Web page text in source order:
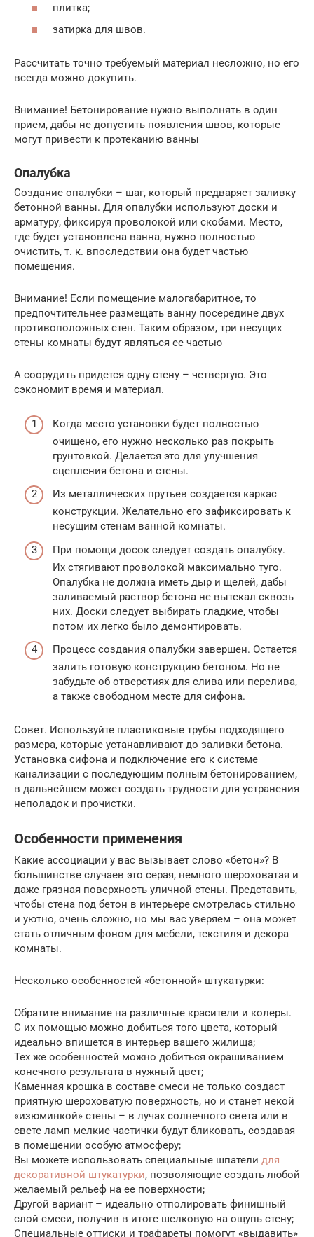
плитка;
затирка для швов.
Рассчитать точно требуемый материал несложно, но его
всегда можно докупить.
Внимание! Бетонирование нужно выполнять в один
прием, дабы не допустить появления швов, которые
могут привести к протеканию ванны
Опалубка
Создание опалубки – шаг, который предваряет заливку
бетонной ванны. Для опалубки используют доски и
арматуру, фиксируя проволокой или скобами. Место,
где будет установлена ванна, нужно полностью
очистить, т. к. впоследствии она будет частью
помещения.
Внимание! Если помещение малогабаритное, то
предпочтительнее размещать ванну посередине двух
противоположных стен. Таким образом, три несущих
стены комнаты будут являться ее частью
А соорудить придется одну стену – четвертую. Это
сэкономит время и материал.
Когда место установки будет полностью
очищено, его нужно несколько раз покрыть
грунтовкой. Делается это для улучшения
сцепления бетона и стены.
Из металлических прутьев создается каркас
конструкции. Желательно его зафиксировать к
несущим стенам ванной комнаты.
При помощи досок следует создать опалубку.
Их стягивают проволокой максимально туго.
Опалубка не должна иметь дыр и щелей, дабы
заливаемый раствор бетона не вытекал сквозь
них. Доски следует выбирать гладкие, чтобы
потом их легко было демонтировать.
Процесс создания опалубки завершен. Остается
залить готовую конструкцию бетоном. Но не
забудьте об отверстиях для слива или перелива,
а также свободном месте для сифона.
Совет. Используйте пластиковые трубы подходящего
размера, которые устанавливают до заливки бетона.
Установка сифона и подключение его к системе
канализации с последующим полным бетонированием,
в дальнейшем может создать трудности для устранения
неполадок и прочистки.
Особенности применения
Какие ассоциации у вас вызывает слово «бетон»? В
большинстве случаев это серая, немного шероховатая и
даже грязная поверхность уличной стены. Представить,
чтобы стена под бетон в интерьере смотрелась стильно
и уютно, очень сложно, но мы вас уверяем – она может
стать отличным фоном для мебели, текстиля и декора
комнаты.
Несколько особенностей «бетонной» штукатурки:
Обратите внимание на различные красители и колеры.
С их помощью можно добиться того цвета, который
идеально впишется в интерьер вашего жилища;
Тех же особенностей можно добиться окрашиванием
конечного результата в нужный цвет;
Каменная крошка в составе смеси не только создаст
приятную шероховатую поверхность, но и станет некой
«изюминкой» стены – в лучах солнечного света или в
свете ламп мелкие частички будут бликовать, создавая
в помещении особую атмосферу;
Вы можете использовать специальные шпатели для
декоративной штукатурки, позволяющие создать любой
желаемый рельеф на ее поверхности;
Другой вариант – идеально отполировать финишный
слой смеси, получив в итоге шелковую на ощупь стену;
Специальные оттиски и трафареты помогут «выдавить»